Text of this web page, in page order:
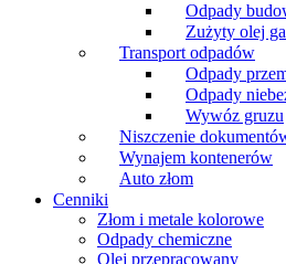
Odpady
Zużyty olej
Transport odpadów
Odpady
Odpady
Wywóz gruzu
Niszczenie
Wynajem kontenerów
Auto złom
Cenniki
Złom i metale kolorowe
Odpady chemiczne
Olej przepracowany